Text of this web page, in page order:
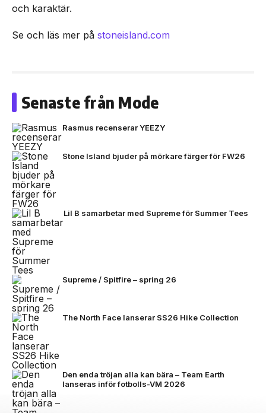
och karaktär.
Se och läs mer på stoneisland.com
Senaste från Mode
Rasmus recenserar YEEZY
Stone Island bjuder på mörkare färger för FW26
Lil B samarbetar med Supreme för Summer Tees
Supreme / Spitfire – spring 26
The North Face lanserar SS26 Hike Collection
Den enda tröjan alla kan bära – Team Earth
lanseras inför fotbolls-VM 2026